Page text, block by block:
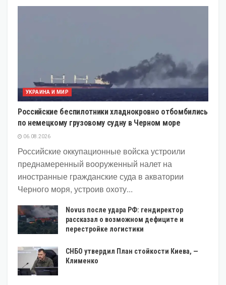
УКРАИНА И МИР
Российские беспилотники хладнокровно отбомбились
по немецкому грузовому судну в Черном море
06.08.2026
Российские оккупационные войска устроили
преднамеренный вооруженный налет на
иностранные гражданские суда в акватории
Черного моря, устроив охоту...
Novus после удара РФ: гендиректор
рассказал о возможном дефиците и
перестройке логистики
СНБО утвердил План стойкости Киева, —
Клименко